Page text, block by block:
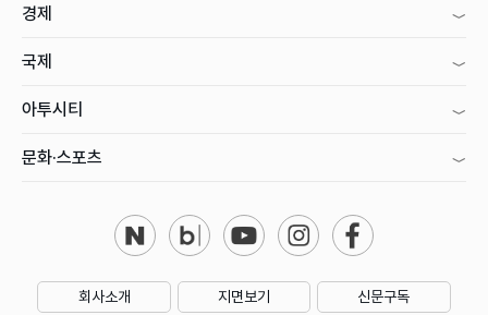
경제
국제
아투시티
문화·스포츠
회사소개 지면보기 신문구독